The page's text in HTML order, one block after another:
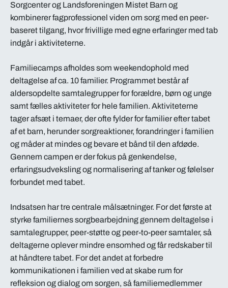
Sorgcenter og Landsforeningen Mistet Barn og
kombinerer fagprofessionel viden om sorg med en peer-
baseret tilgang, hvor frivillige med egne erfaringer med tab
indgår i aktiviteterne.
Familiecamps afholdes som weekendophold med
deltagelse af ca. 10 familier. Programmet består af
aldersopdelte samtalegrupper for forældre, børn og unge
samt fælles aktiviteter for hele familien. Aktiviteterne
tager afsæt i temaer, der ofte fylder for familier efter tabet
af et barn, herunder sorgreaktioner, forandringer i familien
og måder at mindes og bevare et bånd til den afdøde.
Gennem campen er der fokus på genkendelse,
erfaringsudveksling og normalisering af tanker og følelser
forbundet med tabet.
Indsatsen har tre centrale målsætninger. For det første at
styrke familiernes sorgbearbejdning gennem deltagelse i
samtalegrupper, peer-støtte og peer-to-peer samtaler, så
deltagerne oplever mindre ensomhed og får redskaber til
at håndtere tabet. For det andet at forbedre
kommunikationen i familien ved at skabe rum for
refleksion og dialog om sorgen, så familiemedlemmer